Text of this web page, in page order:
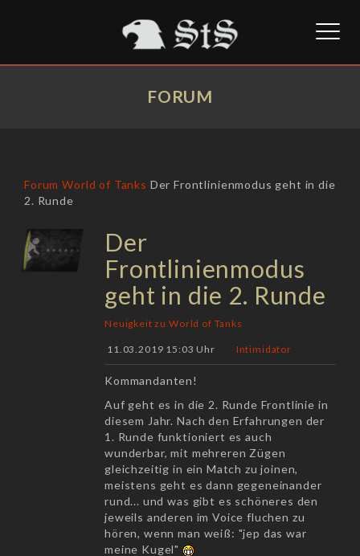
FORUM
Forum World of Tanks Der Frontlinienmodus geht in die
2. Runde
Der
Frontlinienmodus
geht in die 2. Runde
Neuigkeit zu World of Tanks
11.03.2019 15:03 Uhr Intimidator
Kommandanten!
Auf geht es in die 2. Runde Frontlinie in
diesem Jahr. Nach den Erfahrungen der
1. Runde funktioniert es auch
wunderbar, mit mehreren Zügen
gleichzeitig in ein Match zu joinen,
meistens geht es dann gegeneinander
rund... und was gibt es schöneres den
jeweils anderen im Voice fluchen zu
hören, wenn man weiß: "jep das war
meine Kugel"